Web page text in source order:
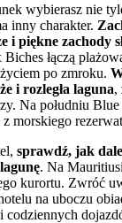
wybierasz nie
inny charakter.
i piękne zachody
łączą
po zmroku.
i rozległa laguna,
Na południu Blue
z morskiego
sprawdź, jak
. Na
kurortu. Zwróć
na uboczu
codziennych